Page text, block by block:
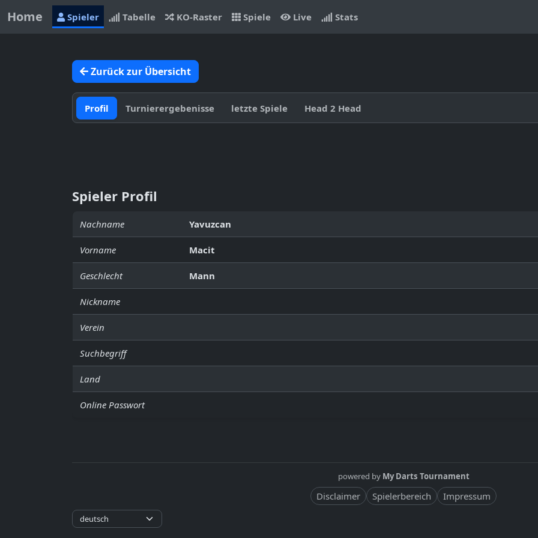
Home Spieler Tabelle KO-Raster Spiele Live Stats
Zurück zur Übersicht
Profil Turnierergebenisse letzte Spiele Head 2 Head
Spieler Profil
Nachname Yavuzcan
Vorname Macit
Geschlecht Mann
Nickname
Verein
Suchbegriff
Land
Online Passwort
powered by My Darts Tournament
Disclaimer Spielerbereich Impressum